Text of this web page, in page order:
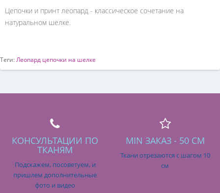
Цепочки и принт леопард - классическое сочетание на
натуральном шелке.
Теги:Леопард цепочки на шелке
КОНСУЛЬТАЦИИ ПО
ТКАНЯМ
Подскажем, посоветуем, и
пришлем дополнительные
фото и видео
MIN ЗАКАЗ - 50 СМ
Ткани отрезаются с шагом 10
см